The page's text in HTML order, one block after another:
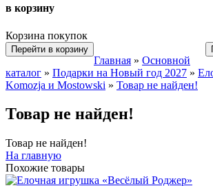
в корзину
Корзина покупок
Перейти в корзину
Главная » Основной
каталог » Подарки на Новый год 2027 »
Komozja и Mostowski » Товар не найден!
Товар не найден!
Товар не найден!
На главную
Похожие товары